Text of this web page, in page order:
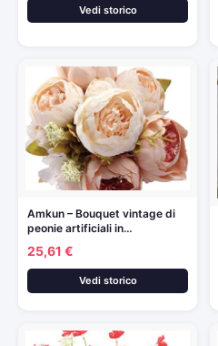
Vedi storico
Amkun – Bouquet vintage di
peonie artificiali in…
25,61 €
Vedi storico